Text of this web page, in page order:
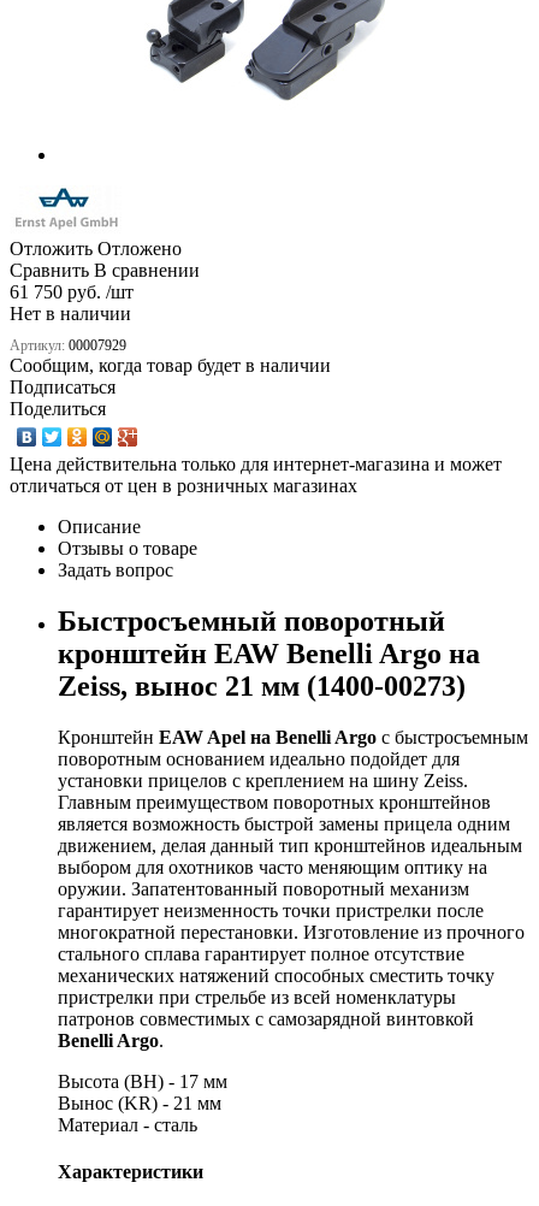
Отложить Отложено
Сравнить В сравнении
61 750 руб. /шт
Нет в наличии
Артикул: 00007929
Сообщим, когда товар будет в наличии
Подписаться
Поделиться
Цена действительна только для интернет-магазина и может
отличаться от цен в розничных магазинах
Описание
Отзывы о товаре
Задать вопрос
Быстросъемный поворотный
кронштейн EAW Benelli Argo на
Zeiss, вынос 21 мм (1400-00273)
Кронштейн EAW Apel на Benelli Argo с быстросъемным
поворотным основанием идеально подойдет для
установки прицелов с креплением на шину Zeiss.
Главным преимуществом поворотных кронштейнов
является возможность быстрой замены прицела одним
движением, делая данный тип кронштейнов идеальным
выбором для охотников часто меняющим оптику на
оружии. Запатентованный поворотный механизм
гарантирует неизменность точки пристрелки после
многократной перестановки. Изготовление из прочного
стального сплава гарантирует полное отсутствие
механических натяжений способных сместить точку
пристрелки при стрельбе из всей номенклатуры
патронов совместимых с самозарядной винтовкой
Benelli Argo.
Высота (ВН) - 17 мм
Вынос (KR) - 21 мм
Материал - сталь
Характеристики